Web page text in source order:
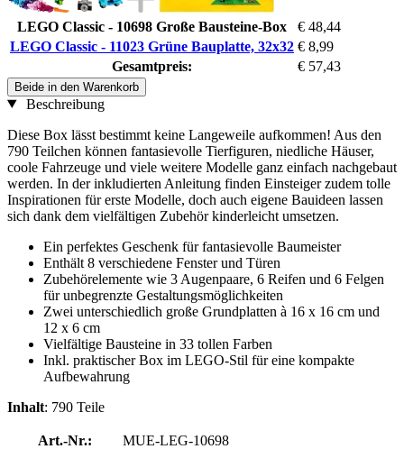
LEGO Classic - 10698 Große Bausteine-Box
€ 48,44
LEGO Classic - 11023 Grüne Bauplatte, 32x32 € 8,99
Gesamtpreis:
€ 57,43
Beide in den Warenkorb
Beschreibung
Diese Box lässt bestimmt keine Langeweile aufkommen! Aus den
790 Teilchen können fantasievolle Tierfiguren, niedliche Häuser,
coole Fahrzeuge und viele weitere Modelle ganz einfach nachgebaut
werden. In der inkludierten Anleitung finden Einsteiger zudem tolle
Inspirationen für erste Modelle, doch auch eigene Bauideen lassen
sich dank dem vielfältigen Zubehör kinderleicht umsetzen.
Ein perfektes Geschenk für fantasievolle Baumeister
Enthält 8 verschiedene Fenster und Türen
Zubehörelemente wie 3 Augenpaare, 6 Reifen und 6 Felgen
für unbegrenzte Gestaltungsmöglichkeiten
Zwei unterschiedlich große Grundplatten à 16 x 16 cm und
12 x 6 cm
Vielfältige Bausteine in 33 tollen Farben
Inkl. praktischer Box im LEGO-Stil für eine kompakte
Aufbewahrung
Inhalt: 790 Teile
Art.-Nr.:
MUE-LEG-10698